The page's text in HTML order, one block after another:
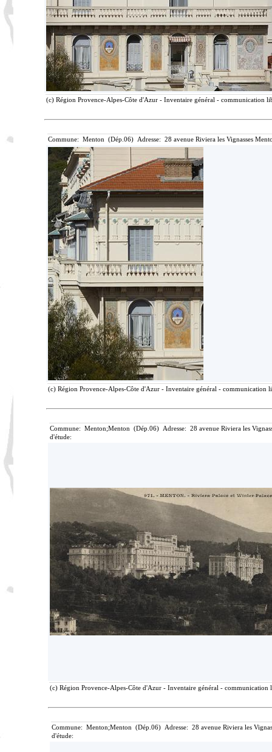
(c) Région Provence-Alpes-Côte d'Azur - Inventaire général - communication
Commune: Menton (Dép.06) Adresse: 28 avenue Riviera les Vignasses
(c) Région Provence-Alpes-Côte d'Azur - Inventaire général - communication
Commune: Menton;Menton (Dép.06) Adresse: 28 avenue Riviera les
d'étude:
(c) Région Provence-Alpes-Côte d'Azur - Inventaire général - communication
Commune: Menton;Menton (Dép.06) Adresse: 28 avenue Riviera les
d'étude: